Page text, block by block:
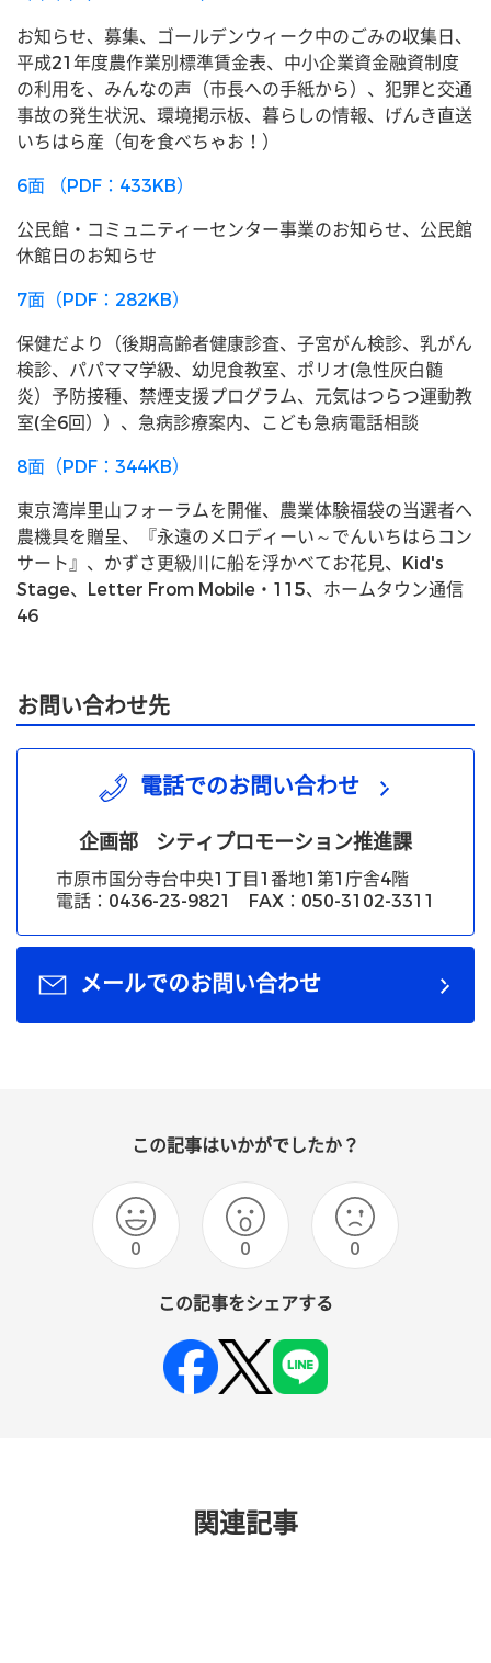
お知らせ、募集、ゴールデンウィーク中のごみの収集日、
平成21年度農作業別標準賃金表、中小企業資金融資制度
の利用を、みんなの声（市長への手紙から）、犯罪と交通
事故の発生状況、環境掲示板、暮らしの情報、げんき直送
いちはら産（旬を食べちゃお！）
6面 （PDF：433KB）
公民館・コミュニティーセンター事業のお知らせ、公民館
休館日のお知らせ
7面（PDF：282KB）
保健だより（後期高齢者健康診査、子宮がん検診、乳がん
検診、パパママ学級、幼児食教室、ポリオ(急性灰白髄
炎）予防接種、禁煙支援プログラム、元気はつらつ運動教
室(全6回））、急病診療案内、こども急病電話相談
8面（PDF：344KB）
東京湾岸里山フォーラムを開催、農業体験福袋の当選者へ
農機具を贈呈、『永遠のメロディーい～でんいちはらコン
サート』、かずさ更級川に船を浮かべてお花見、Kid's
Stage、Letter From Mobile・115、ホームタウン通信
46
お問い合わせ先
電話でのお問い合わせ
企画部 シティプロモーション推進課
市原市国分寺台中央1丁目1番地1第1庁舎4階
電話：0436-23-9821 FAX：050-3102-3311
メールでのお問い合わせ
この記事はいかがでしたか？
0 0 0
この記事をシェアする
関連記事